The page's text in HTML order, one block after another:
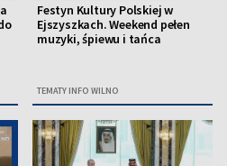
Festyn Kultury Polskiej w
Ejszyszkach. Weekend pełen
muzyki, śpiewu i tańca
TEMATY INFO WILNO